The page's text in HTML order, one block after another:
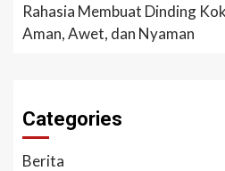
Rahasia Membuat Dinding
Aman, Awet, dan Nyaman
Categories
Berita